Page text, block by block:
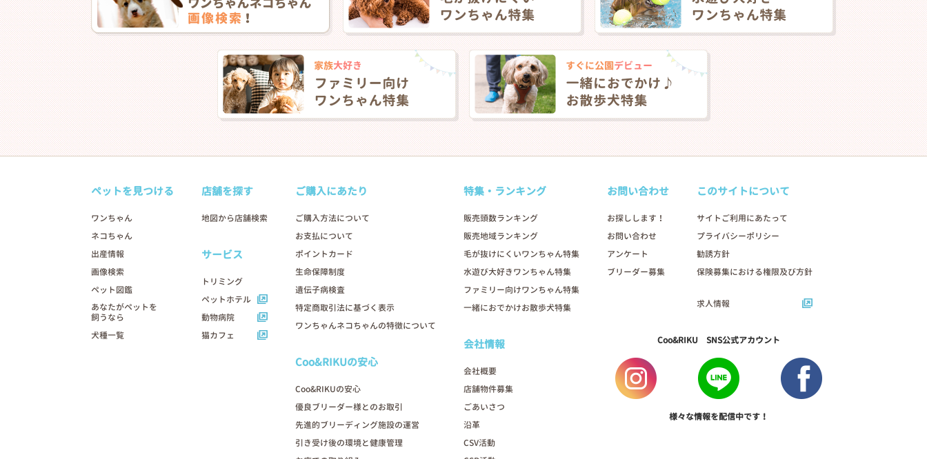
ペットを見つける
ワンちゃん
ネコちゃん
出産情報
画像検索
ペット図鑑
あなたがペットを
飼うなら
犬種一覧
店舗を探す
地図から店舗検索
サービス
トリミング
ペットホテル
動物病院
猫カフェ
ご購入にあたり
ご購入方法について
お支払について
ポイントカード
生命保障制度
遺伝子病検査
特定商取引法に基づく表示
ワンちゃんネコちゃんの特徴について
Coo&RIKUの安心
Coo&RIKUの安心
優良ブリーダー様とのお取引
先進的ブリーディング施設の運営
引き受け後の環境と健康管理
特集・ランキング
販売頭数ランキング
販売地域ランキング
毛が抜けにくいワンちゃん特集
水遊び大好きワンちゃん特集
ファミリー向けワンちゃん特集
一緒におでかけお散歩犬特集
会社情報
会社概要
店舗物件募集
ごあいさつ
沿革
CSV活動
お問い合わせ
お探しします！
お問い合わせ
アンケート
ブリーダー募集
このサイトについて
サイトご利用にあたって
プライバシーポリシー
勧誘方針
保険募集における権限及び方針
求人情報
Coo&RIKU SNS公式アカウント
様々な情報を配信中です！